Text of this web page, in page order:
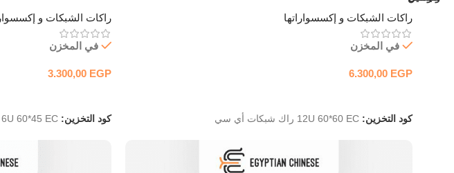
راكات الشبكات و إكسسواراتها
في المخزن
6.300,00 EGP
كود التخزين: 12U 60*60 EC راك شبكات أي سي
راكات الشبكات و
في المخزن
3.300,00 EGP
كود التخزين: 6U 60*45 EC راك شبكات أي سي-1